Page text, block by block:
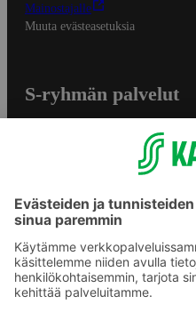
Mainostajalle
Muuta evästeasetuksia
S-ryhmän palvelut
S-ostoslista -sovellus
Prisma.fi
Sokos.fi
S-Pankki
Yhteishyvä
Sokos Hotels